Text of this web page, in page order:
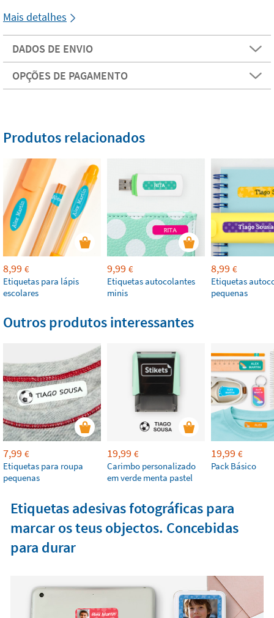
Mais detalhes
DADOS DE ENVIO
OPÇÕES DE PAGAMENTO
Produtos relacionados
8,99 €
Etiquetas para lápis
escolares
9,99 €
Etiquetas autocolantes
minis
8,99 €
Etiquetas
pequenas
Outros produtos interessantes
7,99 €
Etiquetas para roupa
pequenas
19,99 €
Carimbo personalizado
em verde menta pastel
19,99 €
Pack Básico
Etiquetas adesivas fotográficas para
marcar os teus objectos. Concebidas
para durar